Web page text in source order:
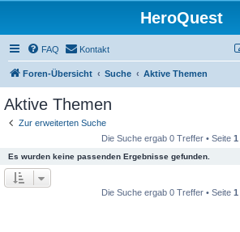
HeroQuest
FAQ Kontakt
Foren-Übersicht Suche Aktive Themen
Aktive Themen
Zur erweiterten Suche
Die Suche ergab 0 Treffer • Seite 1
Es wurden keine passenden Ergebnisse gefunden.
Die Suche ergab 0 Treffer • Seite 1